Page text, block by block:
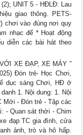
UNIT 5 - HĐLĐ: Lau
giao thông. PETS-
chơi vào đúng nơi quy
nhạc để * Hoạt động
diễn các bài hát theo
XE ĐẠP, XE MÁY ”
Đón trẻ- Học Chơi,
dục sáng Chơi, HĐ ở
1. Nội dung: 1. Nội
Mới - Đón trẻ - Tập các
- Quan sát thời - Chim
đạp TC gia đình, cửa
ảnh, trò và hô hấp.